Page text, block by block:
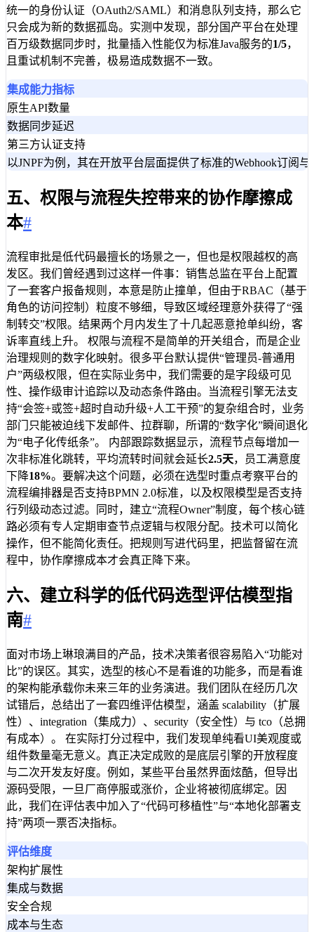
统一的身份认证（OAuth2/SAML）和消息队列支持，那么它
只会成为新的数据孤岛。实测中发现，部分国产平台在处理
百万级数据同步时，批量插入性能仅为标准Java服务的1/5，
且重试机制不完善，极易造成数据不一致。
集成能力指标
原生API数量
数据同步延迟
第三方认证支持
以JNPF为例，其在开放平台层面提供了标准的Webhook订
五、权限与流程失控带来的协作摩擦成
本#
流程审批是低代码最擅长的场景之一，但也是权限越权的高
发区。我们曾经遇到过这样一件事：销售总监在平台上配置
了一套客户报备规则，本意是防止撞单，但由于RBAC（基于
角色的访问控制）粒度不够细，导致区域经理意外获得了“强
制转交”权限。结果两个月内发生了十几起恶意抢单纠纷，客
诉率直线上升。 权限与流程不是简单的开关组合，而是企业
治理规则的数字化映射。很多平台默认提供“管理员-普通用
户”两级权限，但在实际业务中，我们需要的是字段级可见
性、操作级审计追踪以及动态条件路由。当流程引擎无法支
持“会签+或签+超时自动升级+人工干预”的复杂组合时，业务
部门只能被迫线下发邮件、拉群聊，所谓的“数字化”瞬间退化
为“电子化传纸条”。 内部跟踪数据显示，流程节点每增加一
次非标准化跳转，平均流转时间就会延长2.5天，员工满意度
下降18%。要解决这个问题，必须在选型时重点考察平台的
流程编排器是否支持BPMN 2.0标准，以及权限模型是否支持
行列级动态过滤。同时，建立“流程Owner”制度，每个核心链
路必须有专人定期审查节点逻辑与权限分配。技术可以简化
操作，但不能简化责任。把规则写进代码里，把监督留在流
程中，协作摩擦成本才会真正降下来。
六、建立科学的低代码选型评估模型指
南#
面对市场上琳琅满目的产品，技术决策者很容易陷入“功能对
比”的误区。其实，选型的核心不是看谁的功能多，而是看谁
的架构能承载你未来三年的业务演进。我们团队在经历几次
试错后，总结出了一套四维评估模型，涵盖 scalability（扩展
性）、integration（集成力）、security（安全性）与 tco（总拥
有成本）。 在实际打分过程中，我们发现单纯看UI美观度或
组件数量毫无意义。真正决定成败的是底层引擎的开放程度
与二次开发友好度。例如，某些平台虽然界面炫酷，但导出
源码受限，一旦厂商停服或涨价，企业将被彻底绑定。因
此，我们在评估表中加入了“代码可移植性”与“本地化部署支
持”两项一票否决指标。
评估维度
架构扩展性
集成与数据
安全合规
成本与生态